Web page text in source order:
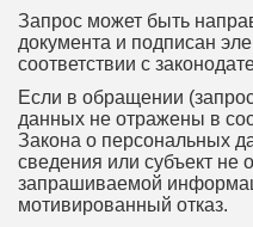
Запрос может быть
документа и подписан
соответствии с
Если в обращении
данных не отражены в
Закона о персональных
сведения или субъект не
запрашиваемой
мотивированный отказ.